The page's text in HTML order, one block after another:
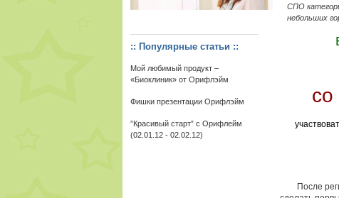
:: Популярные статьи ::
Мой любимый продукт –
«Биоклиник» от Орифлэйм
Фишки презентации Орифлэйм
”Красивый старт” c Орифлейм
(02.01.12 - 02.02.12)
СПО
небольших
со
После